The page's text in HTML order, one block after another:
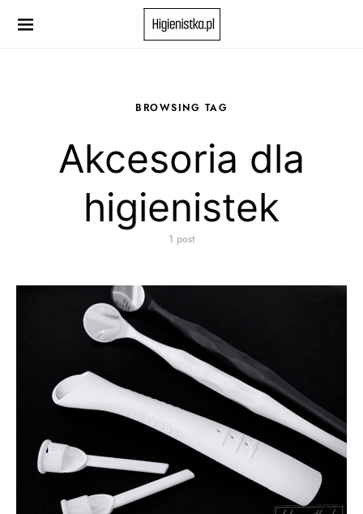
Search for:
BROWSING TAG
Akcesoria dla
higienistek
1 post